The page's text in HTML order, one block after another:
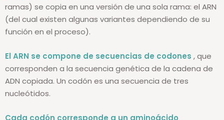
ramas) se copia en una versión de una sola rama: el ARN
(del cual existen algunas variantes dependiendo de su
función en el proceso).
El ARN se compone de secuencias de codones , que
corresponden a la secuencia genética de la cadena de
ADN copiada. Un codón es una secuencia de tres
nucleótidos.
Cada codón corresponde a un aminoácido